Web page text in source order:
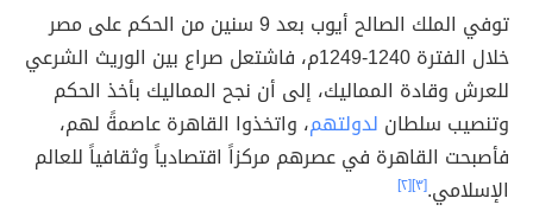
توفي الملك الصالح أيوب بعد 9 سنين من الحكم على مصر
خلال الفترة 1240-1249م، فاشتعل صراع بين الوريث الشرعي
للعرش وقادة المماليك، إلى أن نجح المماليك بأخذ الحكم
وتنصيب سلطان لدولتهم، واتخذوا القاهرة عاصمةً لهم،
فأصبحت القاهرة في عصرهم مركزاً اقتصادياً وثقافياً للعالم
الإسلامي.[٣] [٢]